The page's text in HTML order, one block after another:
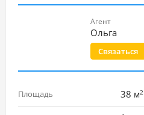
Агент
Ольга
Связаться
Площадь 38 м2